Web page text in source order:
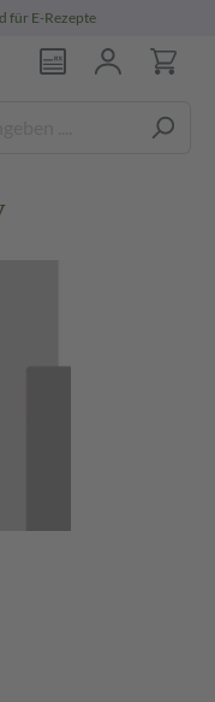
für E-Rezepte